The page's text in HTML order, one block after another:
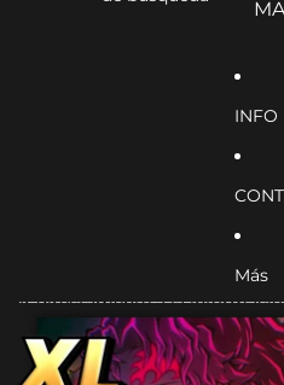
INFO
Más
Ir directamente a la